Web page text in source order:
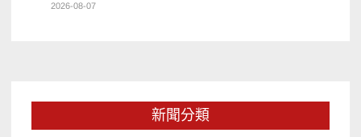
2026-08-07
新聞分類